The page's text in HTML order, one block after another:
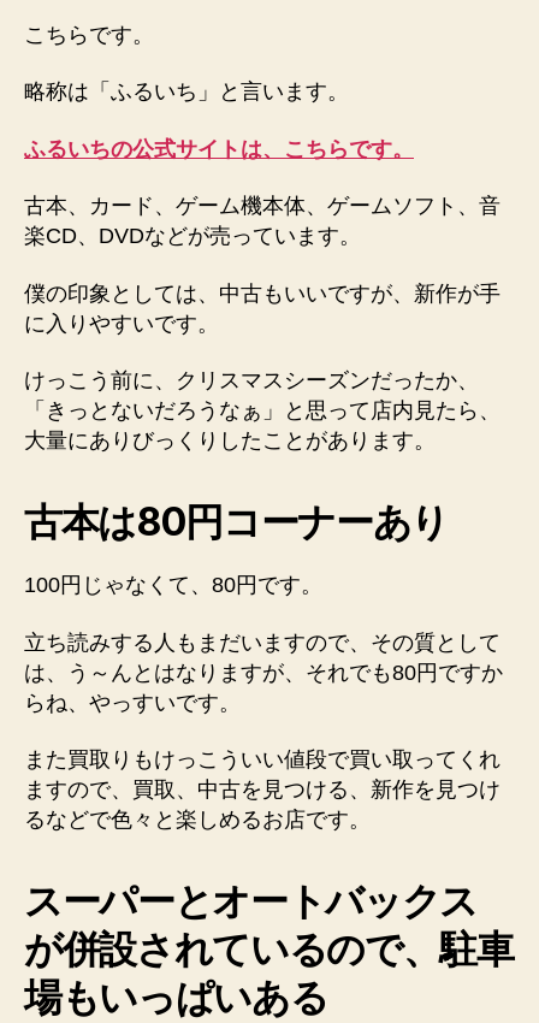
こちらです。
略称は「ふるいち」と言います。
ふるいちの公式サイトは、こちらです。
古本、カード、ゲーム機本体、ゲームソフト、音
楽CD、DVDなどが売っています。
僕の印象としては、中古もいいですが、新作が手
に入りやすいです。
けっこう前に、クリスマスシーズンだったか、
「きっとないだろうなぁ」と思って店内見たら、
大量にありびっくりしたことがあります。
古本は80円コーナーあり
100円じゃなくて、80円です。
立ち読みする人もまだいますので、その質として
は、う～んとはなりますが、それでも80円ですか
らね、やっすいです。
また買取りもけっこういい値段で買い取ってくれ
ますので、買取、中古を見つける、新作を見つけ
るなどで色々と楽しめるお店です。
スーパーとオートバックス
が併設されているので、駐車
場もいっぱいある